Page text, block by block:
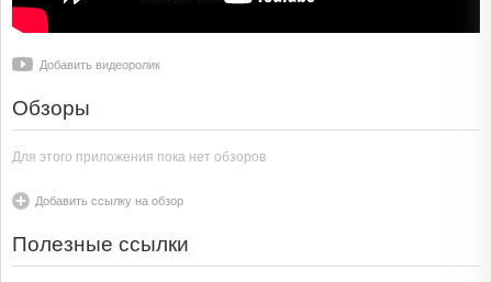
Добавить видеоролик
Обзоры
Для этого приложения пока нет обзоров
Добавить ссылку на обзор
Полезные ссылки